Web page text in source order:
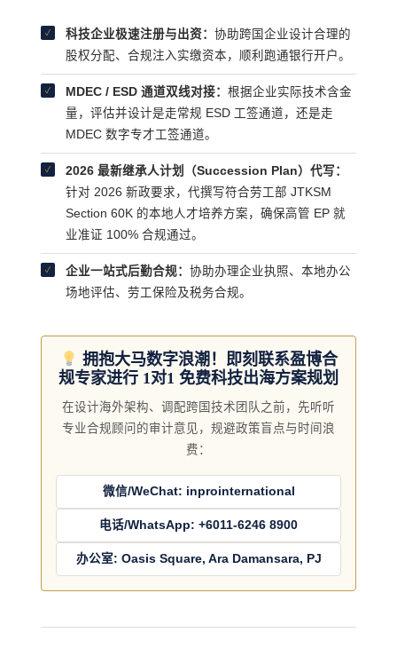
✓ 科技企业极速注册与出资：协助跨国企业设计合理的
股权分配、合规注入实缴资本，顺利跑通银行开户。
✓ MDEC / ESD 通道双线对接：根据企业实际技术含金
量，评估并设计是走常规 ESD 工签通道，还是走
MDEC 数字专才工签通道。
✓
2026 最新继承人计划（Succession Plan）代写：
针对 2026 新政要求，代撰写符合劳工部 JTKSM
Section 60K 的本地人才培养方案，确保高管 EP 就
业准证 100% 合规通过。
✓ 企业一站式后勤合规：协助办理企业执照、本地办公
场地评估、劳工保险及税务合规。
拥抱大马数字浪潮！即刻联系盈博合
规专家进行 1对1 免费科技出海方案规划
在设计海外架构、调配跨国技术团队之前，先听听
专业合规顾问的审计意见，规避政策盲点与时间浪
费：
微信/WeChat: inprointernational
电话/WhatsApp: +6011-6246 8900
办公室: Oasis Square, Ara Damansara, PJ